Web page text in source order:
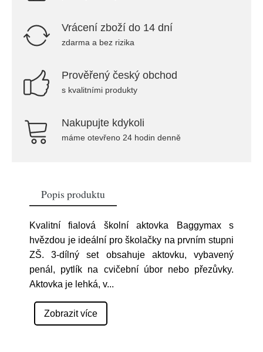
Vrácení zboží do 14 dní
zdarma a bez rizika
Prověřený český obchod
s kvalitními produkty
Nakupujte kdykoli
máme otevřeno 24 hodin denně
Popis produktu
Kvalitní fialová školní aktovka Baggymax s
hvězdou je ideální pro školačky na prvním stupni
ZŠ. 3-dílný set obsahuje aktovku, vybavený
penál, pytlík na cvičební úbor nebo přezůvky.
Aktovka je lehká, v...
Zobrazit více